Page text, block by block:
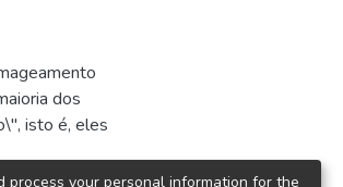
dos
isto é, eles
process your personal information for the